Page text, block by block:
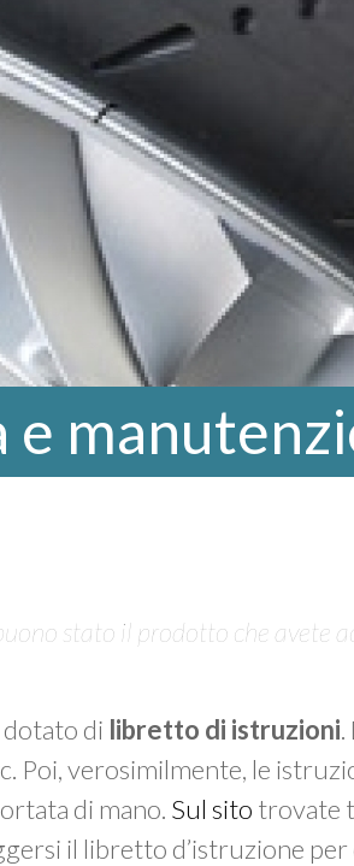
e
stato il prodotto che avete
dotato di libretto di istruzioni
Poi, verosimilmente, le
di mano. Sul sito trovate
il libretto d’istruzione per